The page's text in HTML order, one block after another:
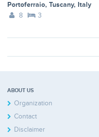
Portoferraio, Tuscany, Italy
8
3
ABOUT US
Organization
Contact
Disclaimer